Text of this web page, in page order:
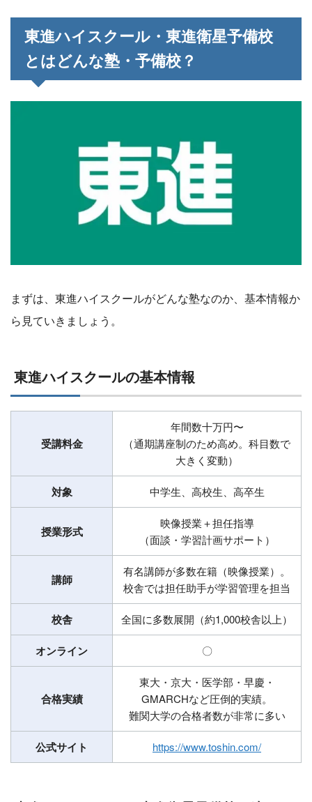
東進ハイスクール・東進衛星予備校
とはどんな塾・予備校？
まずは、東進ハイスクールがどんな塾なのか、基本情報か
ら見ていきましょう。
東進ハイスクールの基本情報
受講料金
年間数十万円〜
（通期講座制のため高め。科目数で
大きく変動）
対象 中学生、高校生、高卒生
授業形式
映像授業＋担任指導
（面談・学習計画サポート）
講師
有名講師が多数在籍（映像授業）。
校舎では担任助手が学習管理を担当
校舎 全国に多数展開（約1,000校舎以上）
オンライン 〇
合格実績
東大・京大・医学部・早慶・
GMARCHなど圧倒的実績。
難関大学の合格者数が非常に多い
公式サイト https://www.toshin.com/